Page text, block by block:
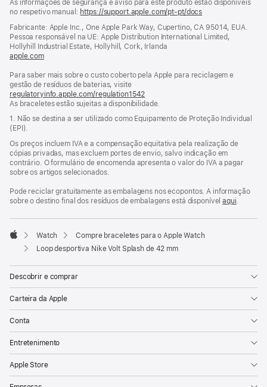
de
rodapé
As informações de segurança e aviso para este produto estão disponíveis
no respetivo manual: https://support.apple.com/pt-pt/docs
nova
janela)
Fabricante: Apple Inc., One Apple Park Way, Cupertino, CA 95014, EUA.
Pessoa responsável na UE: Apple Distribution International Limited,
Hollyhill Industrial Estate, Hollyhill, Cork, Irlanda
apple.com(abre
nova
janela)
Para saber mais sobre o custo coberto pela Apple para reciclagem e
gestão de resíduos de baterias, visite
regulatoryinfo.apple.com/regulation1542
numa
nova
janela)
As braceletes estão sujeitas a disponibilidade.
1. Não se destina a ser utilizado como Equipamento de Proteção Individual
(EPI).
Os preços incluem IVA e a compensação equitativa pela realização de
cópias privadas, mas excluem portes de envio, salvo indicação em
contrário. O formulário de encomenda apresenta o valor do IVA a pagar
sobre os artigos selecionados.
Pode reciclar gratuitamente as embalagens nos ecopontos. A informação
sobre o destino final dos resíduos de embalagens está disponívelaqui.
Apple
Watch
Compre braceletes para o Apple Watch
Loop desportiva Nike Volt Splash de 42 mm
Descobrir e comprar
Carteira da Apple
Conta
Entretenimento
Apple Store